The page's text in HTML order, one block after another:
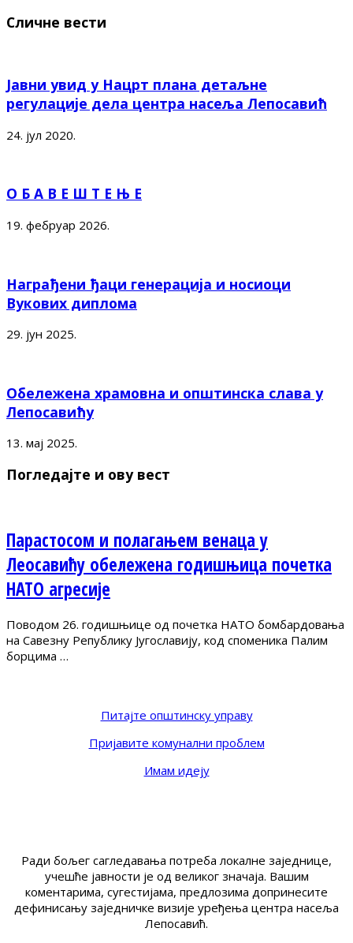
Сличне вести
Јавни увид у Нацрт плана детаљне
регулације дела центра насеља Лепосавић
24. јул 2020.
О Б А В Е Ш Т Е Њ Е
19. фебруар 2026.
Награђени ђаци генерација и носиоци
Вукових диплома
29. јун 2025.
Обележена храмовна и општинска слава у
Лепосавићу
13. мај 2025.
Погледајте и ову вест
Парастосом и полагањем венаца у
Леосавићу обележена годишњица почетка
НАТО агресије
Поводом 26. годишњице од почетка НАТО бомбардовања
на Савезну Републику Југославију, код споменика Палим
борцима …
Питајте општинску управу
Пријавите комунални проблем
Имам идеју
Ради бољег сагледавања потреба локалне заједнице,
учешће јавности је од великог значаја. Вашим
коментарима, сугестијама, предлозима допринесите
дефинисању заједничке визије уређења центра насеља
Лепосавић.